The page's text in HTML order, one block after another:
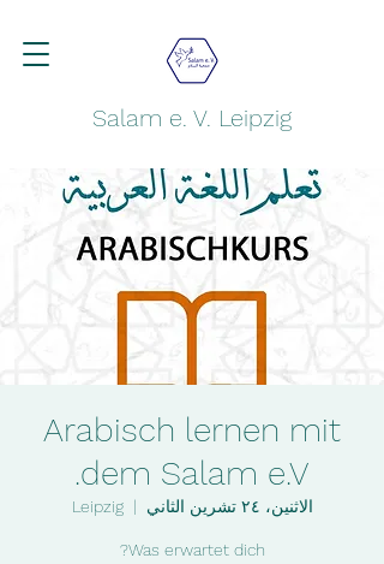
Salam e. V. Leipzig
Arabisch lernen mit
dem Salam e.V.
الاثنين، ٢٤ تشرين الثاني
  |
Leipzig